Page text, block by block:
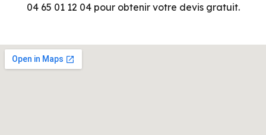
04 65 01 12 04 pour obtenir votre devis gratuit.